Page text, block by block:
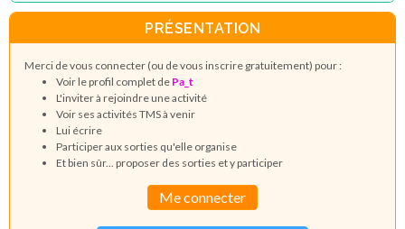
PRÉSENTATION
Merci de vous connecter (ou de vous inscrire gratuitement) pour :
Voir le profil complet de Pa_t
L'inviter à rejoindre une activité
Voir ses activités TMS à venir
Lui écrire
Participer aux sorties qu'elle organise
Et bien sûr... proposer des sorties et y participer
Me connecter